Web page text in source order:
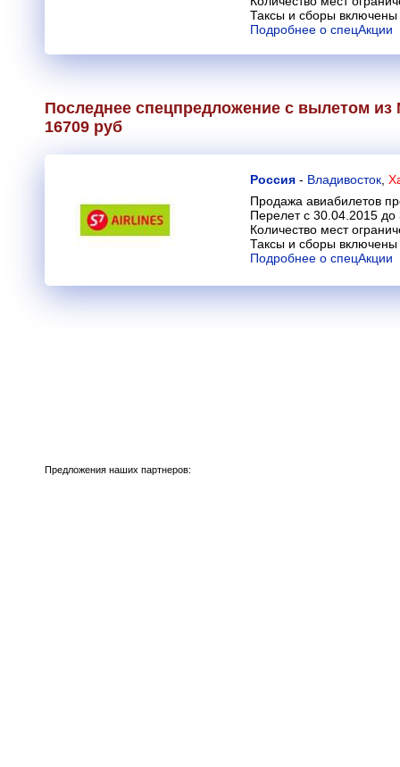
Таксы и сборы включены
Подробнее о спецАкции
Последнее спецпредложение с вылетом
16709 руб
Россия - Владивосток
Продажа авиабилетов
Перелет с 30.04.2015 до
Количество мест
Таксы и сборы включены
Подробнее о спецАкции
Предложения наших партнеров: